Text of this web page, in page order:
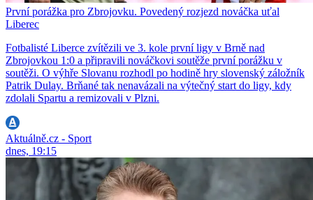
První porážka pro Zbrojovku. Povedený rozjezd nováčka uťal
Liberec
Fotbalisté Liberce zvítězili ve 3. kole první ligy v Brně nad
Zbrojovkou 1:0 a připravili nováčkovi soutěže první porážku v
soutěži. O výhře Slovanu rozhodl po hodině hry slovenský záložník
Patrik Dulay. Brňané tak nenavázali na výtečný start do ligy, kdy
zdolali Spartu a remizovali v Plzni.
Aktuálně.cz - Sport
dnes, 19:15